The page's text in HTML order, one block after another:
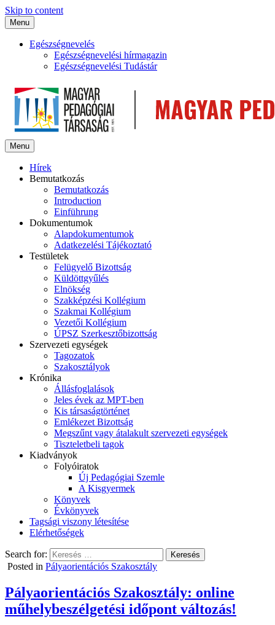
Skip to content
Menu
Egészségnevelés
Egészségnevelési hírmagazin
Egészségnevelési Tudástár
Menu
Hírek
Bemutatkozás
Bemutatkozás
Introduction
Einführung
Dokumentumok
Alapdokumentumok
Adatkezelési Tájékoztató
Testületek
Felügyelő Bizottság
Küldöttgyűlés
Elnökség
Szakképzési Kollégium
Szakmai Kollégium
Vezetői Kollégium
ÚPSZ Szerkesztőbizottság
Szervezeti egységek
Tagozatok
Szakosztályok
Krónika
Állásfoglalások
Jeles évek az MPT-ben
Kis társaságtörténet
Emlékezet Bizottság
Megszűnt vagy átalakult szervezeti egységek
Tiszteletbeli tagok
Kiadványok
Folyóiratok
Új Pedagógiai Szemle
A Kisgyermek
Könyvek
Évkönyvek
Tagsági viszony létesítése
Elérhetőségek
Search for:
Posted in Pályaorientációs Szakosztály
Pályaorientációs Szakosztály: online
műhelybeszélgetési időpont változás!